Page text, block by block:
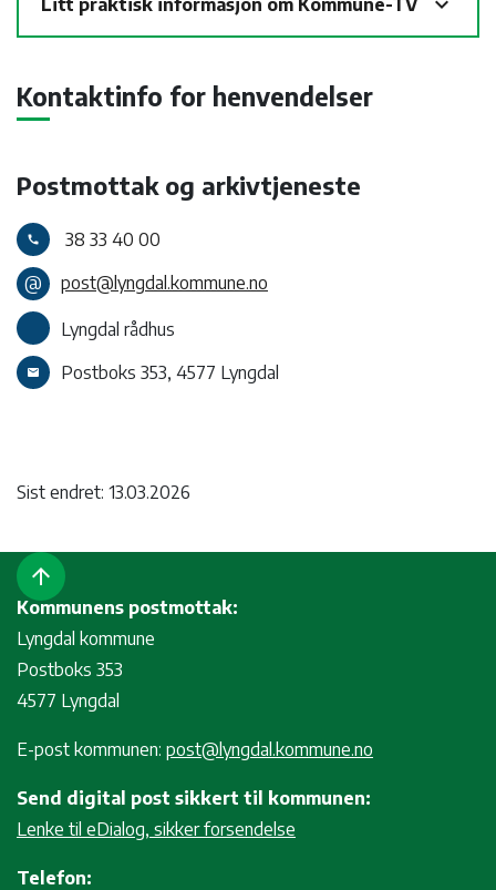
Kontaktinfo for henvendelser
Postmottak og arkivtjeneste
call
38 33 40 00
@
post@lyngdal.kommune.no
Lyngdal rådhus
email Postboks 353, 4577 Lyngdal
Sist endret: 13.03.2026
arrow_upward
Kommunens postmottak:
Lyngdal kommune
Postboks 353
4577 Lyngdal
E-post kommunen: post@lyngdal.kommune.no
Send digital post sikkert til kommunen:
Lenke til eDialog, sikker forsendelse
Telefon: